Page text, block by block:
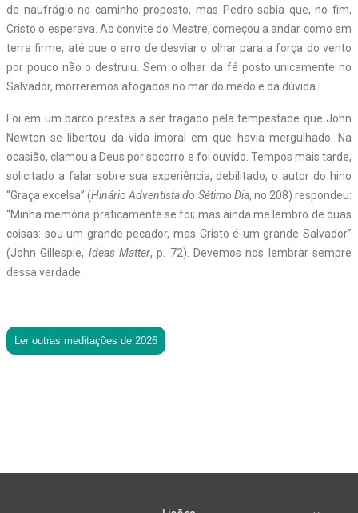
de naufrágio no caminho proposto, mas Pedro sabia que, no fim,
Cristo o esperava. Ao convite do Mestre, começou a andar como em
terra firme, até que o erro de desviar o olhar para a força do vento
por pouco não o destruiu. Sem o olhar da fé posto unicamente no
Salvador, morreremos afogados no mar do medo e da dúvida.
Foi em um barco prestes a ser tragado pela tempestade que John
Newton se libertou da vida imoral em que havia mergulhado. Na
ocasião, clamou a Deus por socorro e foi ouvido. Tempos mais tarde,
solicitado a falar sobre sua experiência, debilitado, o autor do hino
“Graça excelsa” (Hinário Adventista do Sétimo Dia, no 208) respondeu:
“Minha memória praticamente se foi; mas ainda me lembro de duas
coisas: sou um grande pecador, mas Cristo é um grande Salvador”
(John Gillespie, Ideas Matter, p. 72). Devemos nos lembrar sempre
dessa verdade.
Ler outras meditações de 2026